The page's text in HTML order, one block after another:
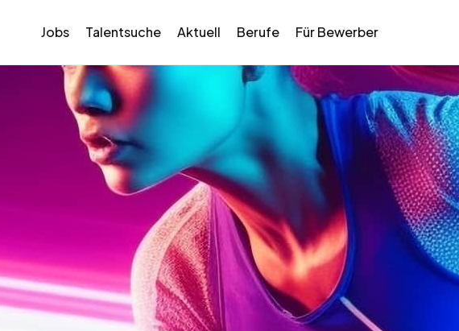
Jobs Talentsuche Aktuell Berufe Für Bewerber